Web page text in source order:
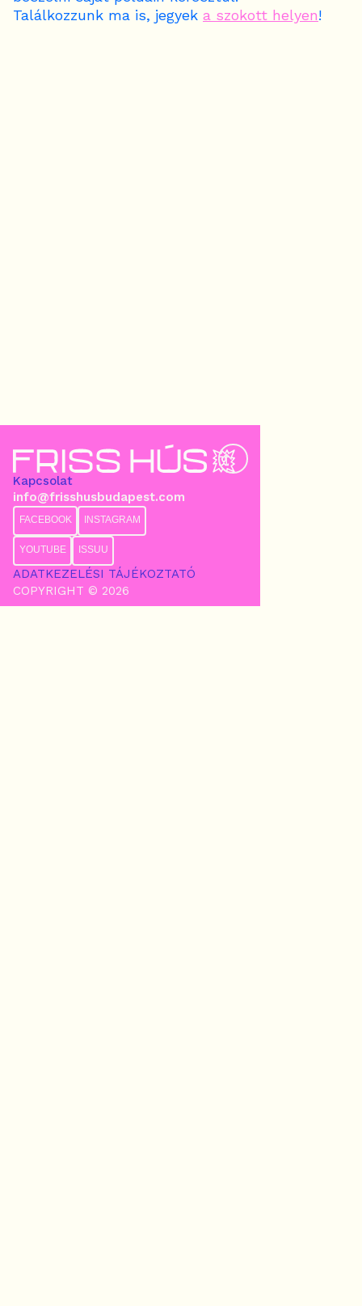
Találkozzunk ma is, jegyek a szokott helyen!
Kapcsolat
info@frisshusbudapest.com
FACEBOOK INSTAGRAM
YOUTUBE ISSUU
ADATKEZELÉSI TÁJÉKOZTATÓ
COPYRIGHT © 2026